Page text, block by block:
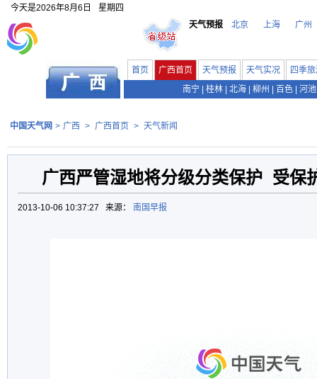
今天是2026年8月6日
星期四
天气预报
北京 上海 广州
首页 广西首页 天气预报 天气实况
四季
南宁
桂林 北海 柳州 百色 河池
中国天气网 > 广西 > 广西首页 > 天气新闻
广西严管湿地将分级分类保护 受保
2013-10-06 10:37:27 来源： 南国早报